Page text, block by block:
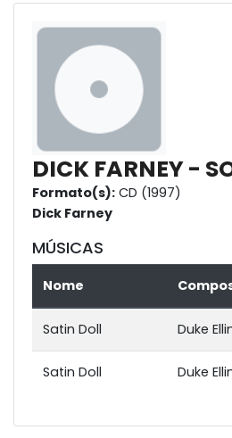
DICK FARNEY -
Formato(s): CD (1997)
Dick Farney
MÚSICAS
Nome
Satin Doll Duke
Satin Doll Duke